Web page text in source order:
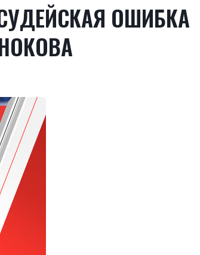
ОШИБКА